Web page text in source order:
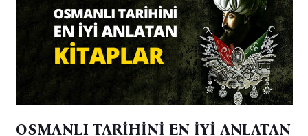
OSMANLI TARİHİNİ EN İYİ ANLATAN